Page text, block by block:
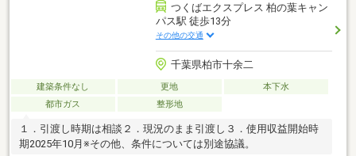
つくばエクスプレス 柏の葉キャン
パス駅 徒歩13分
その他の交通
千葉県柏市十余二
建築条件なし 更地
本下水
都市ガス
整形地
１．引渡し時期は相談２．現況のまま引渡し３．使用収益開始時
期2025年10月※その他、条件については別途協議。